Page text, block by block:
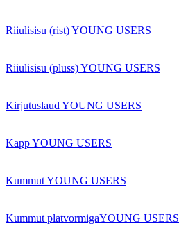
Riiulisisu (rist) YOUNG USERS
Riiulisisu (pluss) YOUNG USERS
Kirjutuslaud YOUNG USERS
Kapp YOUNG USERS
Kummut YOUNG USERS
Kummut platvormigaYOUNG USERS